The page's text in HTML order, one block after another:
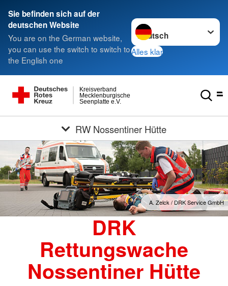
Sie befinden sich auf der
deutschen Website
You are on the German website,
you can use the switch to switch to
the English one
Sprache wechseln zu
Alles klar
Seenplatte e.V.
Mecklenburgische
Kreisverband
RW Nossentiner Hütte
A. Zelck / DRK Service GmbH
DRK
Rettungswache
Nossentiner Hütte